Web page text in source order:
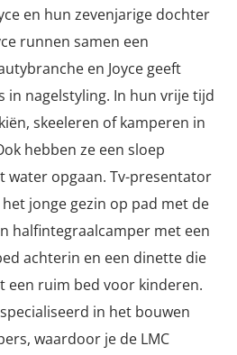
en hun zevenjarige dochter
runnen samen een
en Joyce geeft
in nagelstyling. In hun vrije tijd
skeeleren of kamperen in
hebben ze een sloep
water opgaan. Tv-presentator
jonge gezin op pad met de
halfintegraalcamper met een
achterin en een dinette die
een ruim bed voor kinderen.
in het bouwen
waardoor je de LMC